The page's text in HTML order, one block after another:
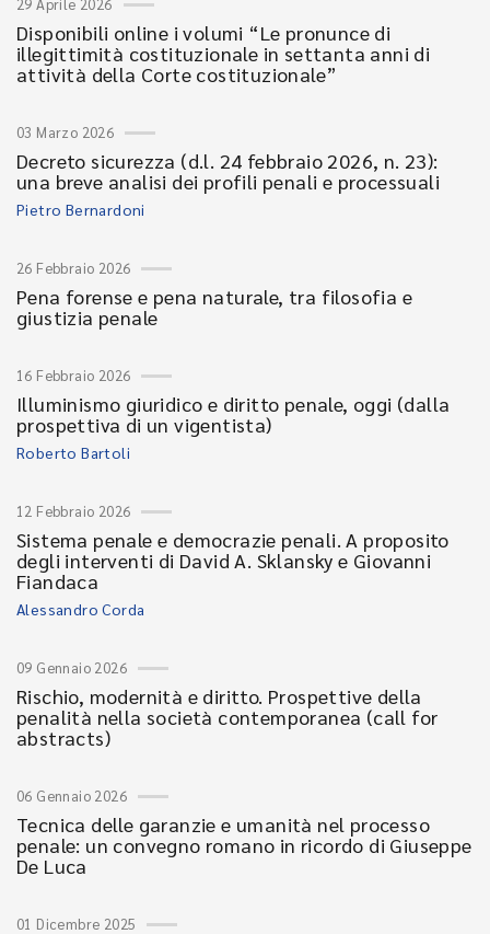
29 Aprile 2026
Disponibili online i volumi “Le pronunce di
illegittimità costituzionale in settanta anni di
attività della Corte costituzionale”
03 Marzo 2026
Decreto sicurezza (d.l. 24 febbraio 2026, n. 23):
una breve analisi dei profili penali e processuali
Pietro Bernardoni
26 Febbraio 2026
Pena forense e pena naturale, tra filosofia e
giustizia penale
16 Febbraio 2026
Illuminismo giuridico e diritto penale, oggi (dalla
prospettiva di un vigentista)
Roberto Bartoli
12 Febbraio 2026
Sistema penale e democrazie penali. A proposito
degli interventi di David A. Sklansky e Giovanni
Fiandaca
Alessandro Corda
09 Gennaio 2026
Rischio, modernità e diritto. Prospettive della
penalità nella società contemporanea (call for
abstracts)
06 Gennaio 2026
Tecnica delle garanzie e umanità nel processo
penale: un convegno romano in ricordo di Giuseppe
De Luca
01 Dicembre 2025